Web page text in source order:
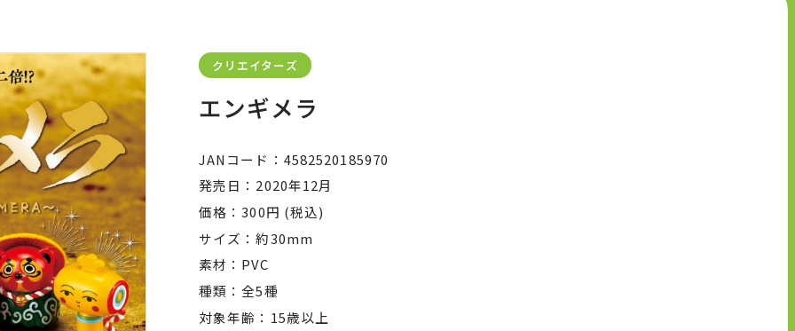
クリエイターズ
エンギメラ
JANコード
4582520185970
発売日
2020年12月
価格
300円 (税込)
サイズ
約30mm
素材
PVC
種類
全5種
対象年齢
15歳以上